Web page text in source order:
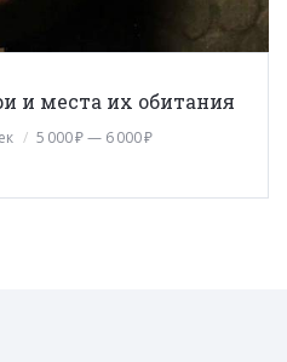
и места их обитания
5 000 ₽ — 6 000 ₽